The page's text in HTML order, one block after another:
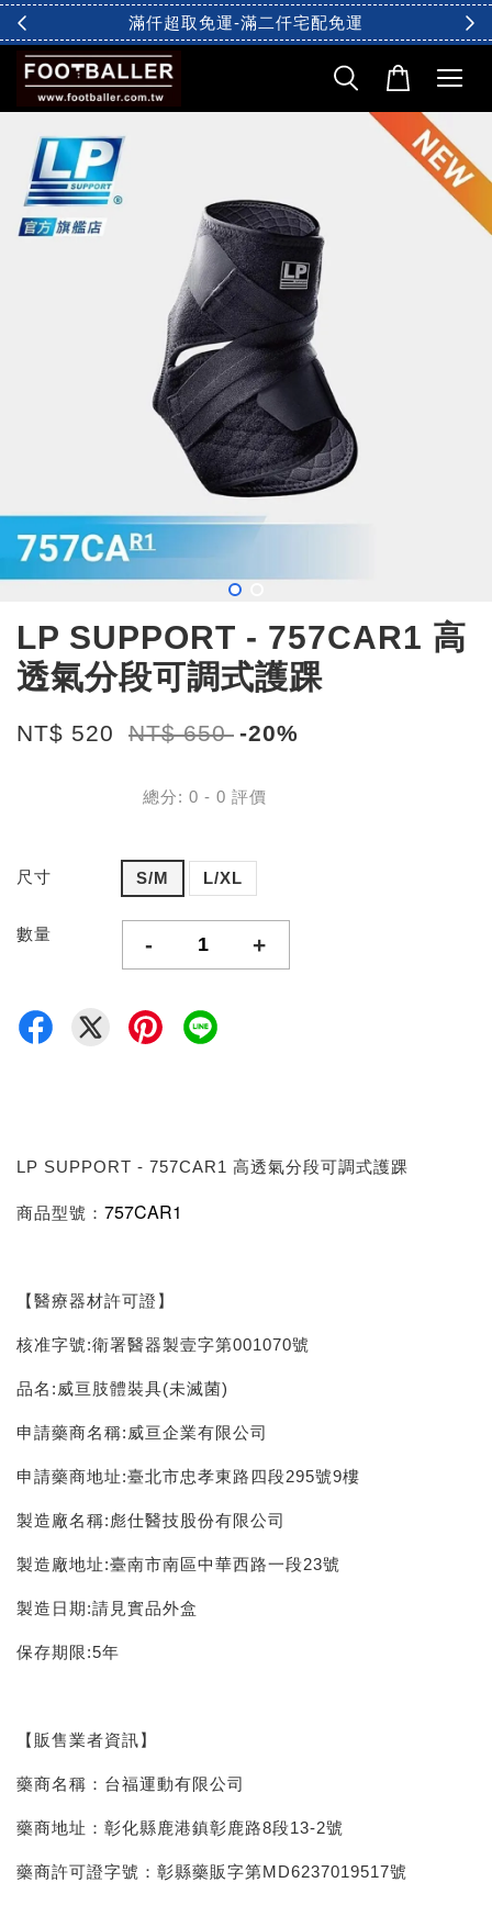
滿仟超取免運-滿二仟宅配免運
LP SUPPORT - 757CAR1 高
透氣分段可調式護踝
NT$ 520 NT$ 650 -20%
總分: 0 - 0 評價
尺寸 S/M L/XL
數量 - +
LP SUPPORT - 757CAR1 高透氣分段可調式護踝
商品型號： 757CAR1
【醫療器材許可證】
核准字號:衛署醫器製壹字第001070號
品名:威亘肢體裝具(未滅菌)
申請藥商名稱:威亘企業有限公司
申請藥商地址:臺北市忠孝東路四段295號9樓
製造廠名稱:彪仕醫技股份有限公司
製造廠地址:臺南市南區中華西路一段23號
製造日期:請見實品外盒
保存期限:5年
【販售業者資訊】
藥商名稱：台福運動有限公司
藥商地址：彰化縣鹿港鎮彰鹿路8段13-2號
藥商許可證字號：彰縣藥販字第MD6237019517號